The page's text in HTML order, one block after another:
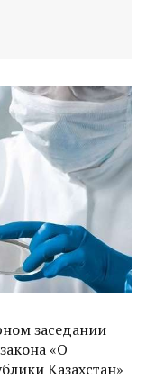
заседании
«О
Казахстан»